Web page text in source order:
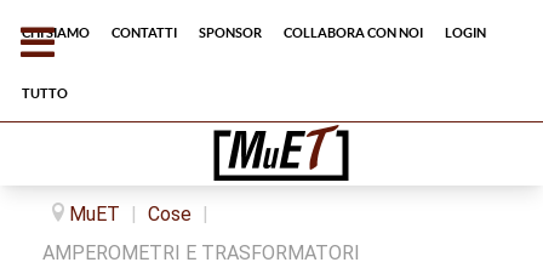
Chi siamo Contatti Sponsor Collabora con noi Login
tutto
MuET | Cose |
AMPEROMETRI E TRASFORMATORI